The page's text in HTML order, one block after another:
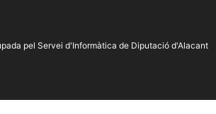
pel Servei d'Informàtica de Diputació d'Alacant